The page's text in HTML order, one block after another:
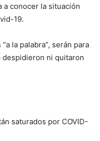
a conocer la situación
19.
la palabra”, serán para
despidieron ni quitaron
saturados por COVID-